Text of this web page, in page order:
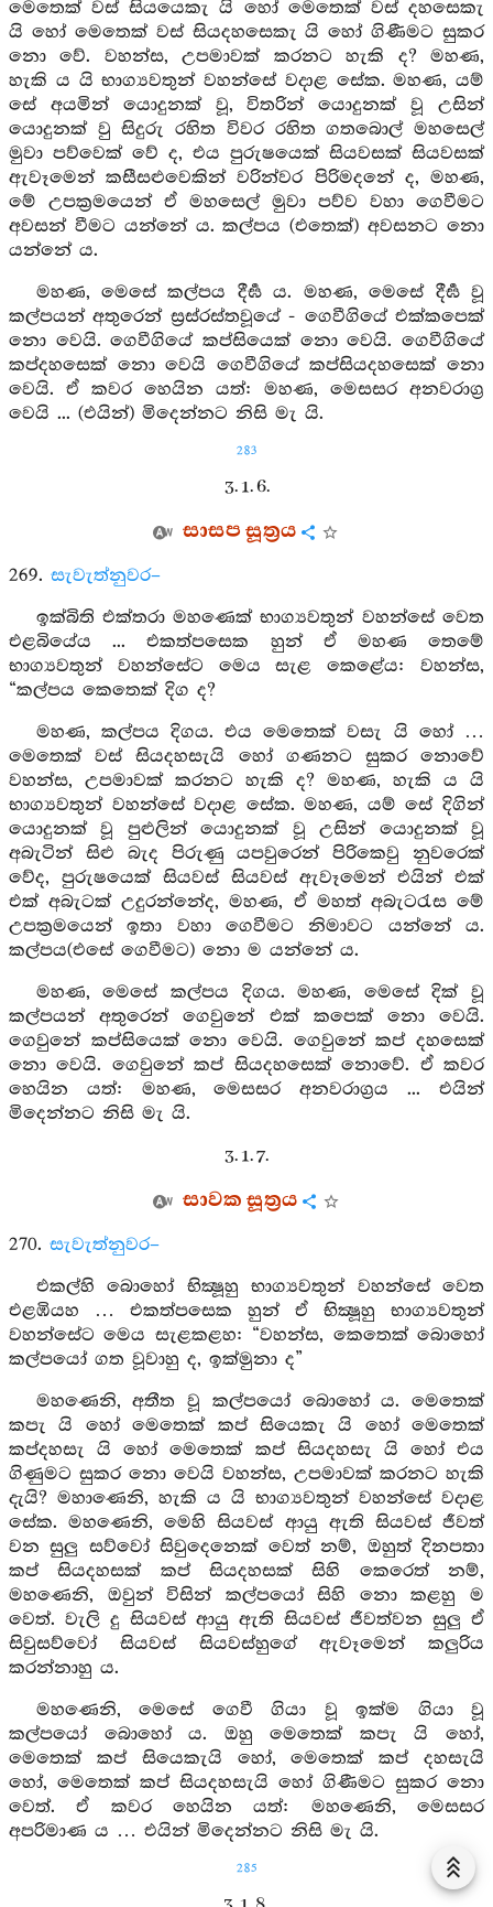
මෙතෙක් වස් සියයෙකැ යි හෝ මෙතෙක් වස් දහසෙකැ
යි හෝ මෙතෙක් වස් සියදහසෙකැ යි හෝ ගිණීමට සුකර
නො වේ. වහන්ස, උපමාවක් කරනට හැකි ද? මහණ,
හැකි ය යි භාග්‍යවතුන් වහන්සේ වදාළ සේක. මහණ, යම්
සේ අයමින් යොදුනක් වූ, විතරින් යොදුනක් වූ උසින්
යොදුනක් වු සිදුරු රහිත විවර රහිත ගතබොල් මහසෙල්
මුවා පව්වෙක් වේ ද, එය පුරුෂයෙක් සියවසක් සියවසක්
ඇවෑමෙන් කසීසළුවෙකින් වරින්වර පිරිමදනේ ද, මහණ,
මේ උපක්‍රමයෙන් ඒ මහසෙල් මුවා පව්ව වහා ගෙවීමට
අවසන් වීමට යන්නේ ය. කල්පය (එතෙක්) අවසනට නො
යන්නේ ය.
මහණ, මෙසේ කල්පය දීර්‍ඝ ය. මහණ, මෙසේ දීර්‍ඝ වූ
කල්පයන් අතුරෙන් ස්‍රස්රස්තවූයේ - ගෙවීගියේ එක්කපෙක්
නො වෙයි. ගෙවීගියේ කප්සියෙක් නො වෙයි. ගෙවීගියේ
කප්දහසෙක් නො වෙයි ගෙවීගියේ කප්සියදහසෙක් නො
වෙයි. ඒ කවර හෙයින යත්: මහණ, මෙසසර අනවරාග්‍ර
වෙයි ... (එයින්) මිදෙන්නට නිසි මැ යි.
283
3. 1. 6.
සාසප සූත්‍රය
269. සැවැත්නුවර–
ඉක්බිති එක්තරා මහණෙක් භාග්‍යවතුන් වහන්සේ වෙත
එළබියේය ... එකත්පසෙක හුන් ඒ මහණ තෙමේ
භාග්‍යවතුන් වහන්සේට මෙය සැළ කෙළේය: වහන්ස,
“කල්පය කෙතෙක් දිග ද?
මහණ, කල්පය දිගය. එය මෙතෙක් වසැ යි හෝ …
මෙතෙක් වස් සියදහසැයි හෝ ගණනට සුකර නොවේ
වහන්ස, උපමාවක් කරනට හැකි ද? මහණ, හැකි ය යි
භාග්‍යවතුන් වහන්සේ වදාළ සේක. මහණ, යම් සේ දිගින්
යොදුනක් වූ පුළුලින් යොදුනක් වූ උසින් යොදුනක් වූ
අබැටින් සිළු බැද පිරුණු යපවුරෙන් පිරිකෙවු නුවරෙක්
වේද, පුරුෂයෙක් සියවස් සියවස් ඇවෑමෙන් එයින් එක්
එක් අබැටක් උදුරන්නේද, මහණ, ඒ මහත් අබැටරැස මේ
උපක්‍රමයෙන් ඉතා වහා ගෙවීමට නිමාවට යන්නේ ය.
කල්පය(එසේ ගෙවීමට) නො ම යන්නේ ය.
මහණ, මෙසේ කල්පය දිගය. මහණ, මෙසේ දික් වූ
කල්පයන් අතුරෙන් ගෙවුනේ එක් කපෙක් නො වෙයි.
ගෙවුනේ කප්සියෙක් නො වෙයි. ගෙවුනේ කප් දහසෙක්
නො වෙයි. ගෙවුනේ කප් සියදහසෙක් නොවේ. ඒ කවර
හෙයින යත්: මහණ, මෙසසර අනවරාග්‍රය ... එයින්
මිදෙන්නට නිසි මැ යි.
3. 1. 7.
සාවක සූත්‍රය
270. සැවැත්නුවර–
එකල්හි බොහෝ භික්‍ෂූහු භාග්‍යවතුන් වහන්සේ වෙත
එළඹියහ … එකත්පසෙක හුන් ඒ භික්‍ෂූහු භාග්‍යවතුන්
වහන්සේට මෙය සැළකළහ: “වහන්ස, කෙතෙක් බොහෝ
කල්පයෝ ගත වූවාහු ද, ඉක්මුනා ද”
මහණෙනි, අතීත වූ කල්පයෝ බොහෝ ය. මෙතෙක්
කපැ යි හෝ මෙතෙක් කප් සියෙකැ යි හෝ මෙතෙක්
කප්දහසැ යි හෝ මෙතෙක් කප් සියදහසැ යි හෝ එය
ගිණුමට සුකර නො වෙයි වහන්ස, උපමාවක් කරනට හැකි
දැයි? මහාණෙනි, හැකි ය යි භාග්‍යවතුන් වහන්සේ වදාළ
සේක. මහණෙනි, මෙහි සියවස් ආයු ඇති සියවස් ජීවත්
වන සුලු සව්වෝ සිවුදෙනෙක් වෙත් නම්, ඔහුත් දිනපතා
කප් සියදහසක් කප් සියදහසක් සිහි කෙරෙත් නම්,
මහණෙනි, ඔවුන් විසින් කල්පයෝ සිහි නො කළහු ම
වෙත්. වැලි දු සියවස් ආයු ඇති සියවස් ජීවත්වන සුලු ඒ
සිවුසව්වෝ සියවස් සියවස්හුගේ ඇවෑමෙන් කලුරිය
කරන්නාහු ය.
මහණෙනි, මෙසේ ගෙවී ගියා වූ ඉක්ම ගියා වූ
කල්පයෝ බොහෝ ය. ඔහු මෙතෙක් කපැ යි හෝ,
මෙතෙක් කප් සියෙකැයි හෝ, මෙතෙක් කප් දහසැයි
හෝ, මෙතෙක් කප් සියදහසැයි හෝ ගිණීමට සුකර නො
වෙත්. ඒ කවර හෙයින යත්: මහණෙනි, මෙසසර
අපරිමාණ ය … එයින් මිදෙන්නට නිසි මැ යි.
285